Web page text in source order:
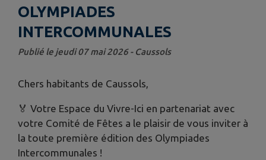
OLYMPIADES
INTERCOMMUNALES
Publié le jeudi 07 mai 2026 - Caussols
Chers habitants de Caussols,
🏅 Votre Espace du Vivre-Ici en partenariat avec
votre Comité de Fêtes a le plaisir de vous inviter à
la toute première édition des Olympiades
Intercommunales !